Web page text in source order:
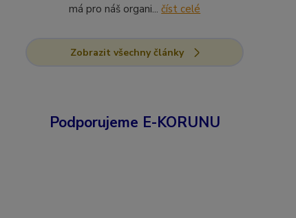
má pro náš organi...číst celé
Zobrazit všechny články
Podporujeme E-KORUNU